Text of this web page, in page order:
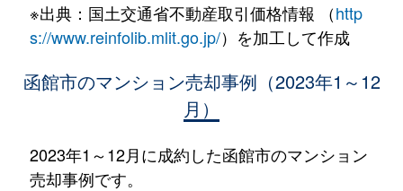
※出典：国土交通省不動産取引価格情報 （http
s://www.reinfolib.mlit.go.jp/）を加工して作成
函館市のマンション売却事例（2023年1～12
月）
2023年1～12月に成約した函館市のマンション
売却事例です。